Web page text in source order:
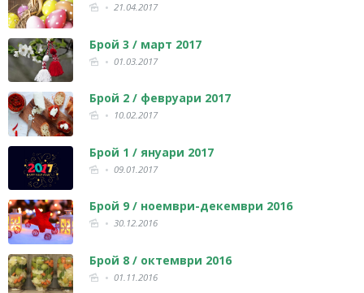
21.04.2017
Брой 3 / март 2017
01.03.2017
Брой 2 / февруари 2017
10.02.2017
Брой 1 / януари 2017
09.01.2017
Брой 9 / ноември-декември 2016
30.12.2016
Брой 8 / октември 2016
01.11.2016